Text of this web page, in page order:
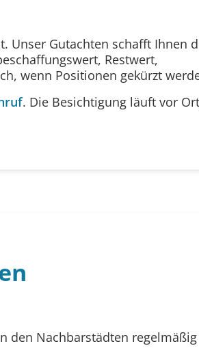
Unser Gutachten schafft Ihnen
Restwert,
wenn Positionen gekürzt
. Die Besichtigung läuft vor
den Nachbarstädten